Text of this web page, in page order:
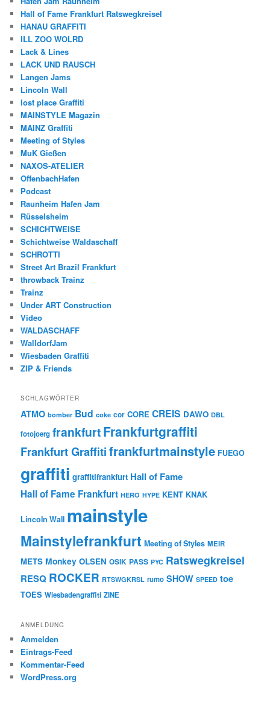
Hall of Fame Frankfurt Ratswegkreisel
HANAU GRAFFITI
ILL ZOO WOLRD
Lack & Lines
LACK UND RAUSCH
Langen Jams
Lincoln Wall
lost place Graffiti
MAINSTYLE Magazin
MAINZ Graffiti
Meeting of Styles
MuK Gießen
NAXOS-ATELIER
OffenbachHafen
Podcast
Raunheim Hafen Jam
Rüsselsheim
SCHICHTWEISE
Schichtweise Waldaschaff
SCHROTTI
Street Art Brazil Frankfurt
throwback Trainz
Trainz
Under ART Construction
Video
WALDASCHAFF
WalldorfJam
Wiesbaden Graffiti
ZIP & Friends
SCHLAGWÖRTER
ATMO bomber Bud coke cor CORE CREIS DAWO DBL
fotojoerg frankfurtFrankfurtgraffiti
Frankfurt Graffitifrankfurtmainstyle FUEGO
graffiti graffitifrankfurt Hall of Fame
Hall of Fame Frankfurt HERO HYPE KENT KNAK
Lincoln Wall mainstyle
Mainstylefrankfurt Meeting of Styles MEIR
METS Monkey OLSEN OSIK PASS PYC Ratswegkreisel
RESQ ROCKER RTSWGKRSL rumo SHOW SPEED toe
TOES Wiesbadengraffiti ZINE
ANMELDUNG
Anmelden
Eintrags-Feed
Kommentar-Feed
WordPress.org